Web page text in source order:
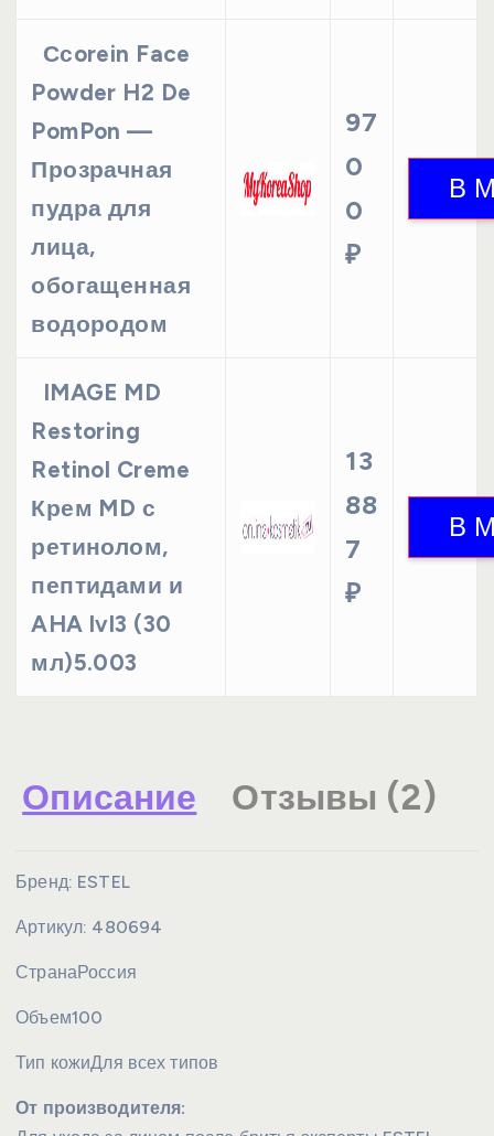
Ссorein Face
Powder H2 De
PomPon —
Прозрачная
пудра для
лица,
обогащенная
водородом
97
0
0
₽
IMAGE MD
Restoring
Retinol Creme
Крем MD с
ретинолом,
пептидами и
AHA lvl3 (30
мл)5.003
13
88
7
₽
Описание Отзывы (2)
Бренд: ESTEL
Артикул: 480694
СтранаРоссия
Объем100
Тип кожиДля всех типов
От производителя: